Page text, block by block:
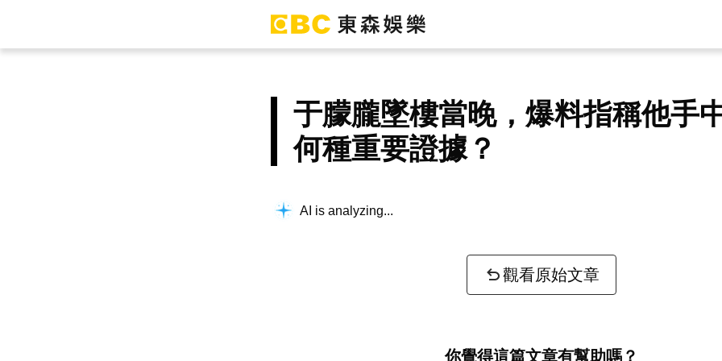
于朦朧墜樓當晚，爆料指稱他手
何種重要證據？
AI is analyzing...
觀看原始文章
你覺得這篇文章有幫助嗎？